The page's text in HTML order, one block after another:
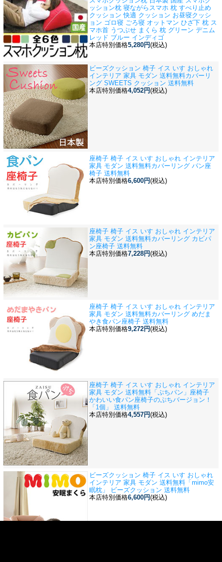
ッション枕 寝ながらスマホ 枕 すべり止め
クッション 快適 クッション お昼寝クッシ
ョン ゴロ寝 ごろ寝 オットマン ひざ下 枕 ス
マホ首 うつぶせ まくら 枕 グリーン デニム
レッド ブルー インディゴ
本店特別価格5,280円(税込)
ビーズクッション 椅子 イス いす おしゃれ
インテリア 家具 モダン 送料無料カバーリ
ング SWEETS クッション 送料無料
本店特別価格4,052円(税込)
座椅子 椅子 イス いす おしゃれ インテリア
家具 モダン 送料無料カバーリング パン座
椅子 送料無料
本店特別価格6,600円(税込)
座椅子 椅子 イス いす おしゃれ インテリア
家具 モダン 送料無料カバーリング カビパ
ン座椅子 送料無料
本店特別価格7,228円(税込)
座椅子 椅子 イス いす おしゃれ インテリア
家具 モダン 送料無料カバーリング めだま
やき食パン座椅子 送料無料
本店特別価格9,272円(税込)
座椅子 椅子 イス いす おしゃれ インテリア
家具 モダン 送料無料 「ぷちパン」座椅子
かわいい食パン座椅子のぷちバージョン！
「1個」 送料無料
本店特別価格4,557円(税込)
ビーズクッション 椅子 イス いす おしゃれ
インテリア 家具 モダン 送料無料 「mimo安
眠枕」 ビーズクッション 送料無料
本店特別価格6,600円(税込)